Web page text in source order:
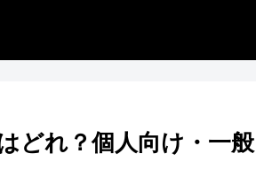
どれ？個人向け・一般